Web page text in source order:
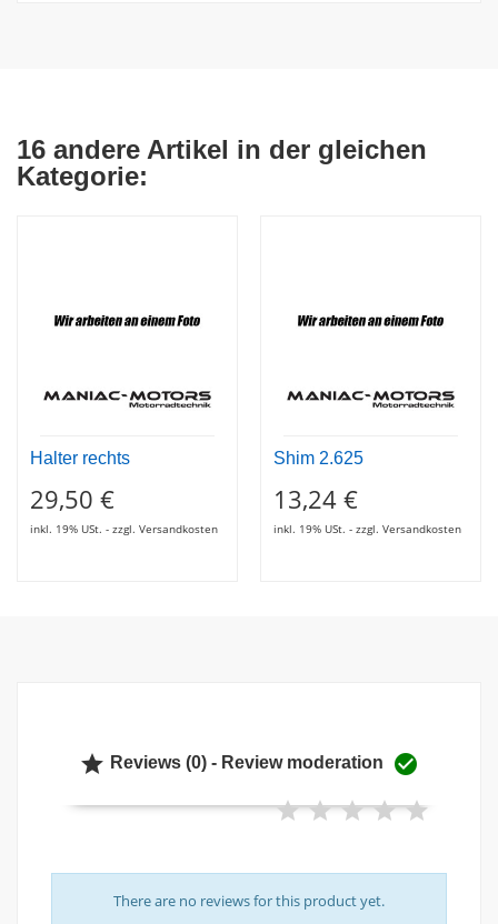
16 andere Artikel in der gleichen
Kategorie:
Halter rechts
29,50 €
inkl. 19% USt. - zzgl. Versandkosten
Shim 2.625
13,24 €
inkl. 19% USt. - zzgl. Versandkosten
 Reviews (0) - Review moderation 
There are no reviews for this product yet.